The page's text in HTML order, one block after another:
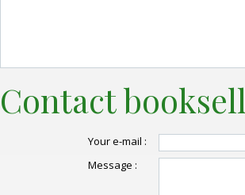
Contact
Your e-mail :
Message :